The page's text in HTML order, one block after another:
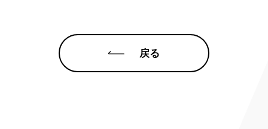
戻る